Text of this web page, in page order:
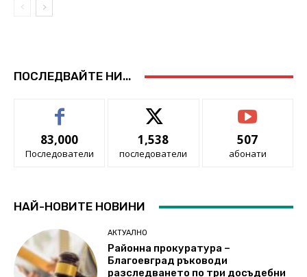
ПОСЛЕДВАЙТЕ НИ...
83,000
Последователи
1,538
последователи
507
абонати
НАЙ-НОВИТЕ НОВИНИ
АКТУАЛНО
Районна прокуратура –
Благоевград ръководи
разследването по три досъдебни